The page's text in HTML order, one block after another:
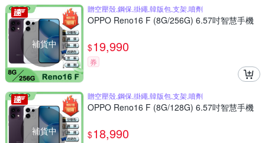
補貨中
贈空壓殼,鋼保,掛繩,韓版包,支架,噴劑
OPPO Reno16 F (8G/256G) 6.57吋智慧手機
$19,990
券
補貨中
贈空壓殼,鋼保,掛繩,韓版包,支架,噴劑
OPPO Reno16 F (8G/128G) 6.57吋智慧手機
$18,990